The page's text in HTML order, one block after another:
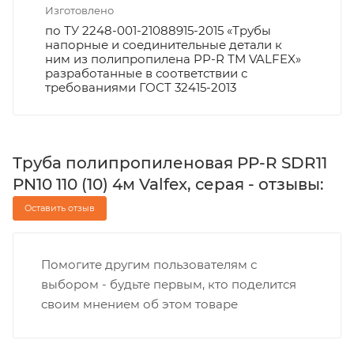
Изготовлено
по ТУ 2248-001-21088915-2015 «Трубы
напорные и соединительные детали к
ним из полипропилена PP-R ТМ VALFEX»
разработанные в соответствии с
требованиями ГОСТ 32415-2013
Труба полипропиленовая PP-R SDR11
PN10 110 (10) 4м Valfex, серая - отзывы:
Оставить отзыв
Помогите другим пользователям с
выбором - будьте первым, кто поделится
своим мнением об этом товаре